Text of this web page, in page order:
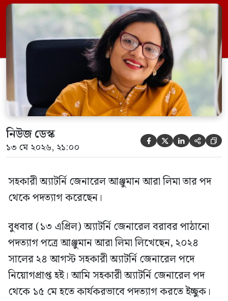
জেনারেল পদে নিয়োগপ্রাপ্ত হই। আমি সহকারী
অ্যাটর্নি জেনারেল পদ থেকে ১৫ মে হতে
কার্যকরভাবে পদত্যাগ করতে ইচ্ছুক। এই দপ্তরে
দায়িত্ব পালন করা আমার জন্য অত্যন্ত […]
নিউজ ডেস্ক
১৩ মে ২০২৬, ২১:০০     
সহকারী অ্যাটর্নি জেনারেল আঞ্জুমান আরা লিমা তার পদ
থেকে পদত্যাগ করেছেন।
বুধবার (১৩ এপ্রিল) অ্যাটর্নি জেনারেল বরাবর পাঠানো
পদত্যাগ পত্রে আঞ্জুমান আরা লিমা লিখেছেন, ২০২৪
সালের ২৪ আগস্ট সহকারী অ্যাটর্নি জেনারেল পদে
নিয়োগপ্রাপ্ত হই। আমি সহকারী অ্যাটর্নি জেনারেল পদ
থেকে ১৫ মে হতে কার্যকরভাবে পদত্যাগ করতে ইচ্ছুক।